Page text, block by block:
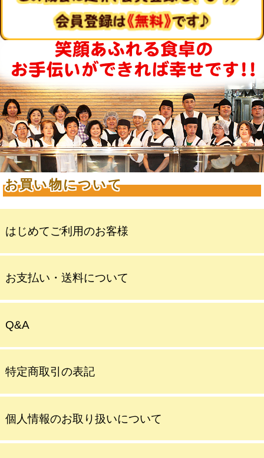
お買い物について
はじめてご利用のお客様
お支払い・送料について
Q&A
特定商取引の表記
個人情報のお取り扱いについて